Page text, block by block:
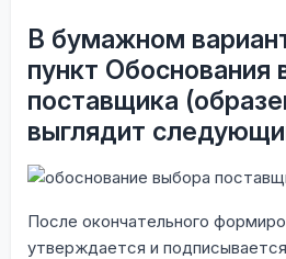
В бумажном
пункт Обоснования
поставщика
выглядит
После окончательного
утверждается и